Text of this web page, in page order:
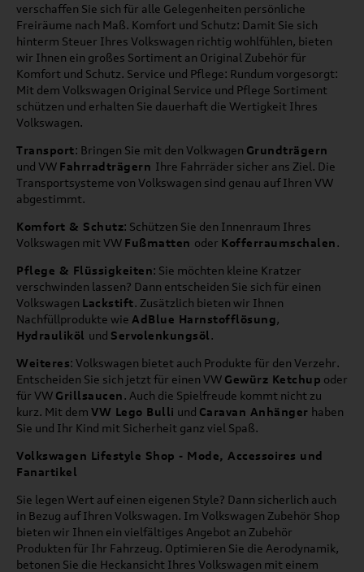
verschaffen Sie sich für alle Gelegenheiten persönliche
Freiräume nach Maß. Komfort und Schutz: Damit Sie sich
hinterm Steuer Ihres Volkswagen richtig wohlfühlen, bieten
wir Ihnen ein großes Sortiment an Original Zubehör für
Komfort und Schutz. Service und Pflege: Rundum vorgesorgt:
Mit dem Volkswagen Original Service und Pflege Sortiment
schützen und erhalten Sie dauerhaft die Wertigkeit Ihres
Volkswagen.
Transport: Bringen Sie mit den Volkwagen Grundträgern
und VW Fahrradträgern Ihre Fahrräder sicher ans Ziel. Die
Transportsysteme von Volkswagen sind genau auf Ihren VW
abgestimmt.
Komfort & Schutz: Schützen Sie den Innenraum Ihres
Volkswagen mit VW Fußmatten oder Kofferraumschalen.
Pflege & Flüssigkeiten: Sie möchten kleine Kratzer
verschwinden lassen? Dann entscheiden Sie sich für einen
Volkswagen Lackstift. Zusätzlich bieten wir Ihnen
Nachfüllprodukte wie AdBlue Harnstofflösung,
Hydrauliköl und Servolenkungsöl.
Weiteres: Volkswagen bietet auch Produkte für den Verzehr.
Entscheiden Sie sich jetzt für einen VW Gewürz Ketchup oder
für VW Grillsaucen. Auch die Spielfreude kommt nicht zu
kurz. Mit dem VW Lego Bulli und Caravan Anhänger haben
Sie und Ihr Kind mit Sicherheit ganz viel Spaß.
Volkswagen Lifestyle Shop - Mode, Accessoires und
Fanartikel
Sie legen Wert auf einen eigenen Style? Dann sicherlich auch
in Bezug auf Ihren Volkswagen. Im Volkswagen Zubehör Shop
bieten wir Ihnen ein vielfältiges Angebot an Zubehör
Produkten für Ihr Fahrzeug. Optimieren Sie die Aerodynamik,
betonen Sie die Heckansicht Ihres Volkswagen mit einem